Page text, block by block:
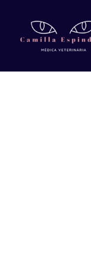
conteúdo